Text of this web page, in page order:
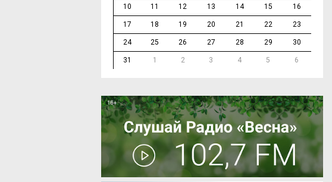
10 11 12 13 14 15 16
17 18 19 20 21 22 23
24 25 26 27 28 29 30
31 1 2 3 4 5 6